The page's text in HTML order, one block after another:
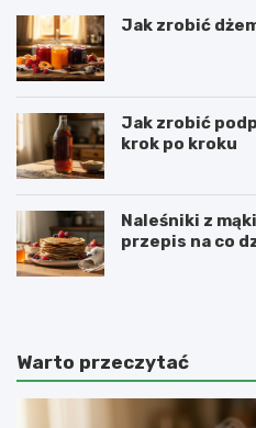
Jak zrobić
Jak zrobić
krok po kroku
Naleśniki z
przepis na co
Warto przeczytać